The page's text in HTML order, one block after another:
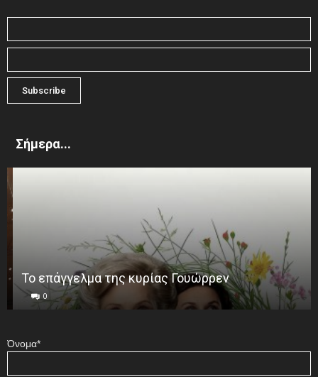
Σήμερα...
Το επάγγελμα της κυρίας Γουώρρεν
0
Όνομα*